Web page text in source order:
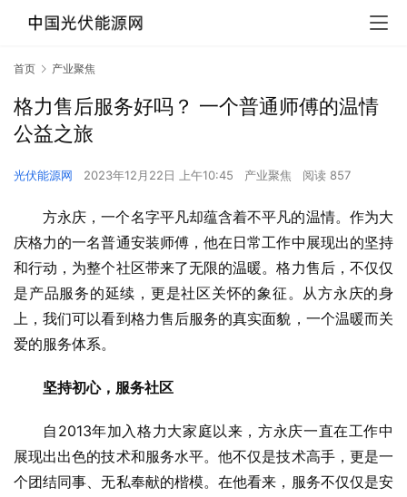
首页 产业聚焦
格力售后服务好吗？ 一个普通师傅的温情
公益之旅
光伏能源网 2023年12月22日 上午10:45 产业聚焦 阅读 857
方永庆，一个名字平凡却蕴含着不平凡的温情。作为大
庆格力的一名普通安装师傅，他在日常工作中展现出的坚持
和行动，为整个社区带来了无限的温暖。格力售后，不仅仅
是产品服务的延续，更是社区关怀的象征。从方永庆的身
上，我们可以看到格力售后服务的真实面貌，一个温暖而关
爱的服务体系。
坚持初心，服务社区
自2013年加入格力大家庭以来，方永庆一直在工作中
展现出出色的技术和服务水平。他不仅是技术高手，更是一
个团结同事、无私奉献的楷模。在他看来，服务不仅仅是安